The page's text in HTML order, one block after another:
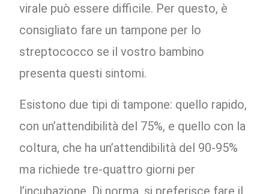
virale può essere difficile. Per questo, è
consigliato fare un tampone per lo
streptococco se il vostro bambino
presenta questi sintomi.
Esistono due tipi di tampone: quello rapido,
con un’attendibilità del 75%, e quello con la
coltura, che ha un’attendibilità del 90-95%
ma richiede tre-quattro giorni per
l’incubazione. Di norma, si preferisce fare il